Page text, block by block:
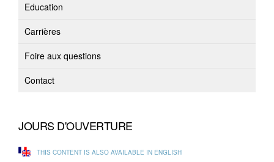
Education
Carrières
Foire aux questions
Contact
JOURS D'OUVERTURE
THIS CONTENT IS ALSO AVAILABLE IN ENGLISH